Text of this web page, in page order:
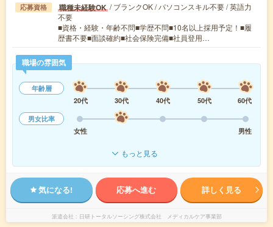
応募資格 職種未経験OK / ブランクOK / パソコンスキル不要 / 英語力
不要
■資格・経験・年齢不問■学歴不問■10名以上採用予定！■履
歴書不要■面談確約■社会保険完備■社員登用…
職場の雰囲気
年齢層
20代
30代 40代 50代
60代
男女比率
女性
男性
もっと見る
気になる! 応募へ進む 詳しく見る
派遣会社 日研トータルソーシング株式会社 メディカルケア事業部